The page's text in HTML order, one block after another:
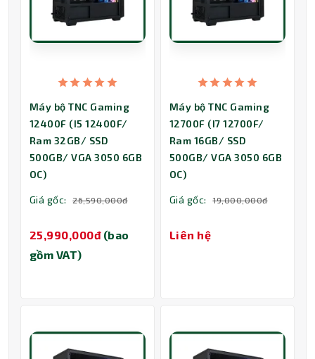
Máy bộ TNC Gaming
12400F (I5 12400F/
Ram 32GB/ SSD
500GB/ VGA 3050 6GB
OC)
Giá gốc: 26,590,000đ
25,990,000đ (bao
gồm VAT)
Máy bộ TNC Gaming
12700F (I7 12700F/
Ram 16GB/ SSD
500GB/ VGA 3050 6GB
OC)
Giá gốc: 19,000,000đ
Liên hệ